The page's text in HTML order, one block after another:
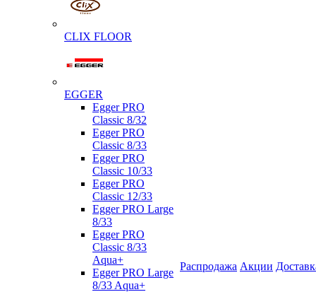
CLIX FLOOR
EGGER
Egger PRO
Classic 8/32
Egger PRO
Classic 8/33
Egger PRO
Classic 10/33
Egger PRO
Classic 12/33
Egger PRO Large
8/33
Egger PRO
Classic 8/33
Aqua+
Egger PRO Large
8/33 Aqua+
Распродажа Акции